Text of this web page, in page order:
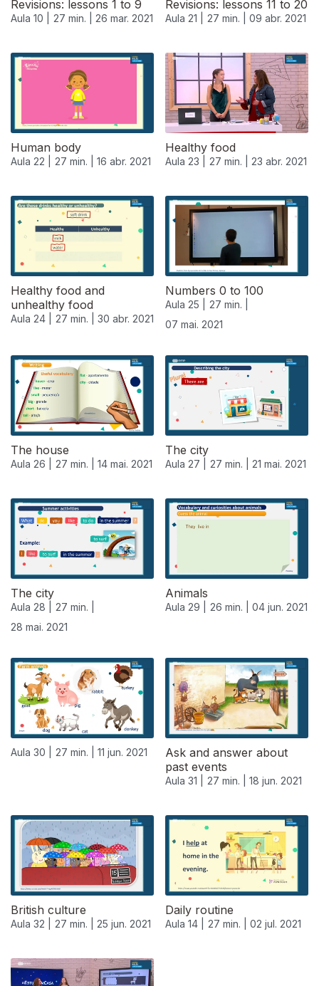
Revisions: lessons 1 to 9
Aula 10 | 27 min. | 26 mar. 2021
Revisions: lessons 11 to 20
Aula 21 | 27 min. | 09 abr. 2021
Human body
Aula 22 | 27 min. | 16 abr. 2021
Healthy food
Aula 23 | 27 min. | 23 abr. 2021
539108
Healthy food and
unhealthy food
Aula 24 | 27 min. | 30 abr. 2021
Numbers 0 to 100
Aula 25 |
27 min. |
07 mai. 2021
The house
Aula 26 | 27 min. | 14 mai. 2021
The city
Aula 27 | 27 min. | 21 mai. 2021
The city
Aula 28 |
27 min. |
28 mai. 2021
Animals
Aula 29 | 26 min. | 04 jun. 2021
Aula 30 | 27 min. | 11 jun. 2021
Ask and answer about
past events
Aula 31 | 27 min. | 18 jun. 2021
British culture
Aula 32 | 27 min. | 25 jun. 2021
Daily routine
Aula 14 | 27 min. | 02 jul. 2021
556625